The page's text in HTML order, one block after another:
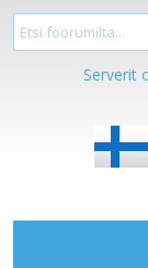
Serverit